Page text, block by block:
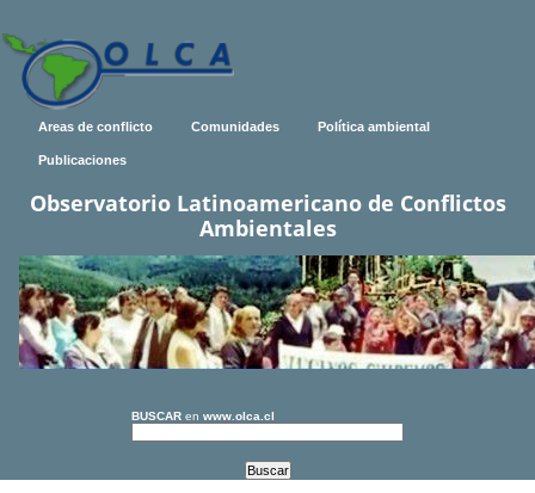
Areas de conflicto Comunidades Política ambiental
Publicaciones
Observatorio Latinoamericano de Conflictos
Ambientales
BUSCAR en www.olca.cl